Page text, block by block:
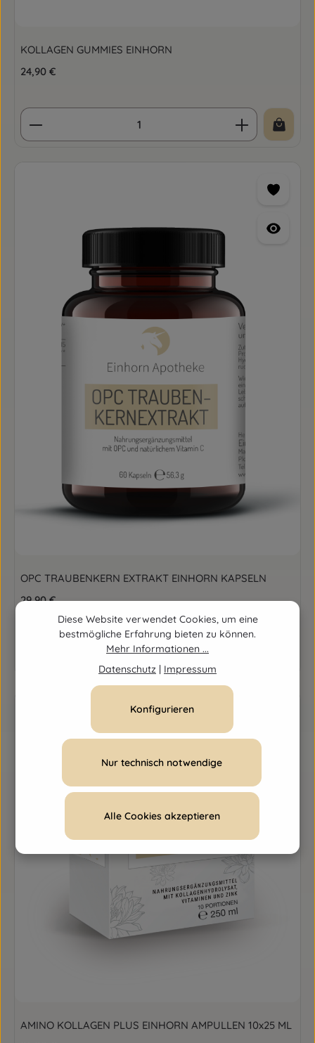
KOLLAGEN GUMMIES EINHORN
Regulärer Preis:
24,90 €
Produkt Anzahl: Gib den gewünschten Wert
OPC TRAUBENKERN EXTRAKT EINHORN KAPSELN
Regulärer Preis:
29,90 €
Produkt Anzahl: Gib den gewünschten Wert
AMINO KOLLAGEN PLUS EINHORN AMPULLEN 10x25 ML
Diese Website verwendet Cookies, um eine
bestmögliche Erfahrung bieten zu können.
Mehr Informationen ...
Datenschutz | Impressum
Nur technisch notwendige
Konfigurieren
Alle Cookies akzeptieren